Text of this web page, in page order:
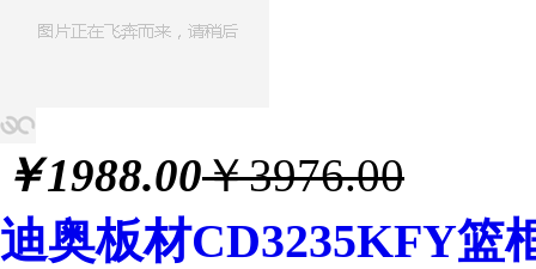
￥1988.00￥3976.00
迪奥板材CD3235KFY篮